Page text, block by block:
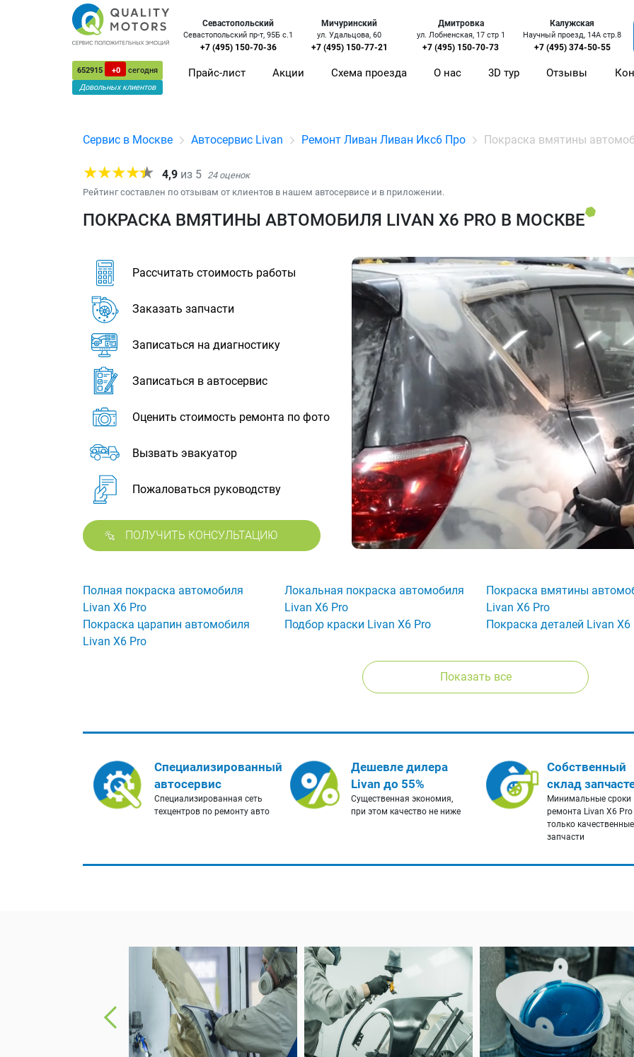
652915 +0
сегодня
Довольных клиентов
Севастопольский
Севастопольский пр-т, 95Б с.1
+7 (495) 150-70-36
Мичуринский
ул. Удальцова, 60
+7 (495) 150-77-21
Дмитровка
ул. Лобненская, 17 стр 1
+7 (495) 150-70-73
Калужская
Научный проезд, 14А стр.8
+7 (495) 374-50-55
Прайс-лист Акции Схема проезда О нас 3D тур Отзывы
Сервис в Москве Автосервис Livan Ремонт Ливан Ливан Икс6 Про Покраска вмятины
4,9 из 5 24оценок
Рейтинг составлен по отзывам от клиентов в нашем автосервисе и в приложении.
ПОКРАСКА ВМЯТИНЫ АВТОМОБИЛЯ LIVAN X6 PRO В МОСКВЕ
Рассчитать стоимость работы
Заказать запчасти
Записаться на диагностику
Записаться в автосервис
Оценить стоимость ремонта по фото
Вызвать эвакуатор
Пожаловаться руководству
ПОЛУЧИТЬ КОНСУЛЬТАЦИЮ
Полная покраска автомобиля
Livan X6 Pro
Локальная покраска автомобиля
Livan X6 Pro
Покраска вмятины
Livan X6 Pro
Покраска царапин автомобиля
Livan X6 Pro
Подбор краски Livan X6 Pro Покраска деталей Livan X6
Показать все
Специализированный
автосервис
Специализированная сеть
техцентров по ремонту авто
Дешевле дилера
Livan до 55%
Существенная экономия,
при этом качество не ниже
Собственный
склад
Минимальные сроки
ремонта Livan X6 Pro
только качественные
запчасти